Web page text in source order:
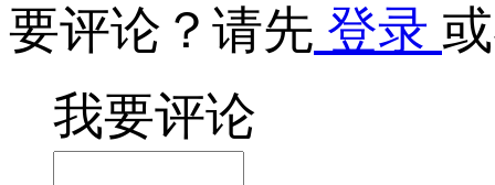
要评论？请先 登录
我要评论